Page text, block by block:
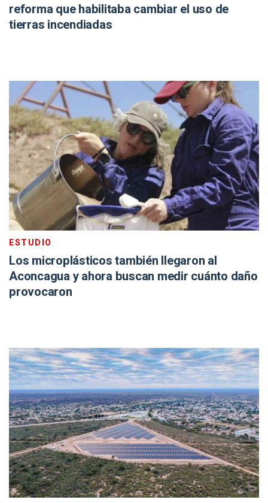
reforma que habilitaba cambiar el uso de
tierras incendiadas
ESTUDIO
Los microplásticos también llegaron al
Aconcagua y ahora buscan medir cuánto daño
provocaron